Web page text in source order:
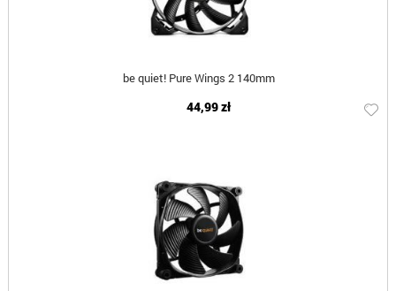
be quiet! Pure Wings 2 140mm
44,99 zł